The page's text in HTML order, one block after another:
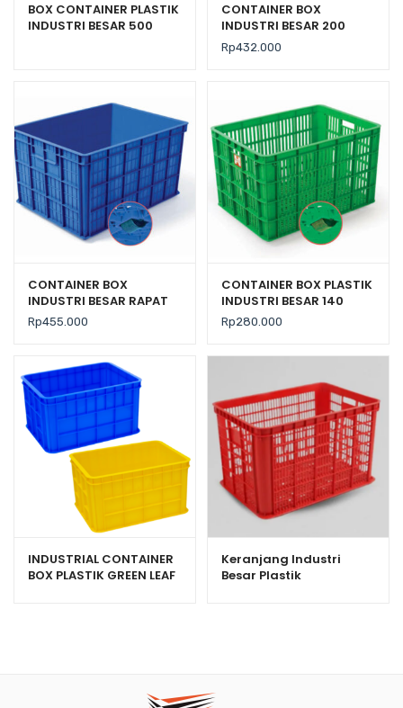
BOX CONTAINER PLASTIK
INDUSTRI BESAR 500
CONTAINER BOX
INDUSTRI BESAR 200
LITER BERLUBANG RODA
HANATA 3001 UKURAN 80
Rp432.000
CONTAINER BOX
INDUSTRI BESAR RAPAT
RODA HANATA 3101
VOLUME 200 LITER
Rp455.000
CONTAINER BOX PLASTIK
INDUSTRI BESAR 140
LITER BERLUBANG RODA
HANATA 3000
Rp280.000
INDUSTRIAL CONTAINER
BOX PLASTIK GREEN LEAF
Keranjang Industri
Besar Plastik